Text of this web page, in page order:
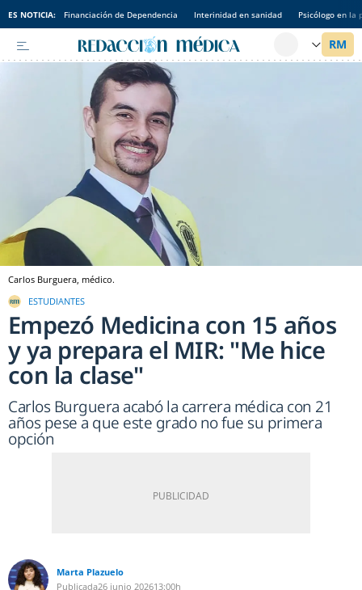
ES NOTICIA: Financiación de Dependencia Interinidad en sanidad Psicólogo en la
Carlos Burguera, médico.
ESTUDIANTES
Empezó Medicina con 15 años
y ya prepara el MIR: "Me hice
con la clase"
Carlos Burguera acabó la carrera médica con 21
años pese a que este grado no fue su primera
opción
Marta Plazuelo
Publicada26 junio 202613:00h